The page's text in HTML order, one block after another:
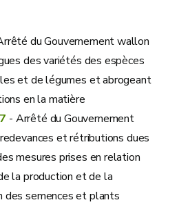
du Gouvernement wallon
des variétés des espèces
et de légumes et abrogeant
en la matière
- Arrêté du Gouvernement
et rétributions dues
mesures prises en relation
la production et de la
des semences et plants